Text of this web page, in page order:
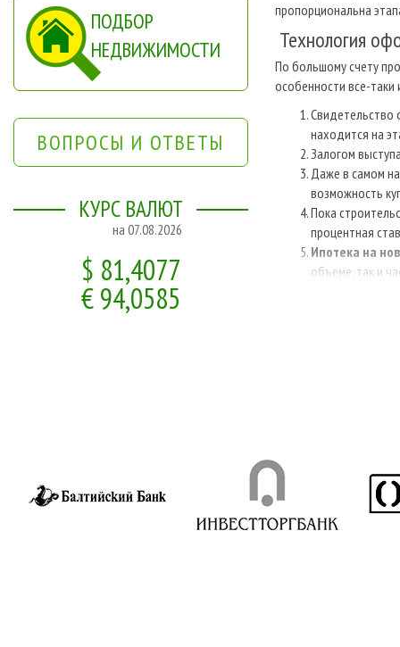
ПОДБОР
НЕДВИЖИМОСТИ
ВОПРОСЫ И ОТВЕТЫ
КУРС ВАЛЮТ
на 07.08.2026
$ 81,4077
€ 94,0585
пропорциональна
Технология
По большому счету
особенности все-
Свидетельство
находится на
Залогом
Даже в самом
возможность
Пока
процентная
Ипотека на
объеме, так и
Чтобы упростить
с Ипотечным
проверенный
аккредитован в